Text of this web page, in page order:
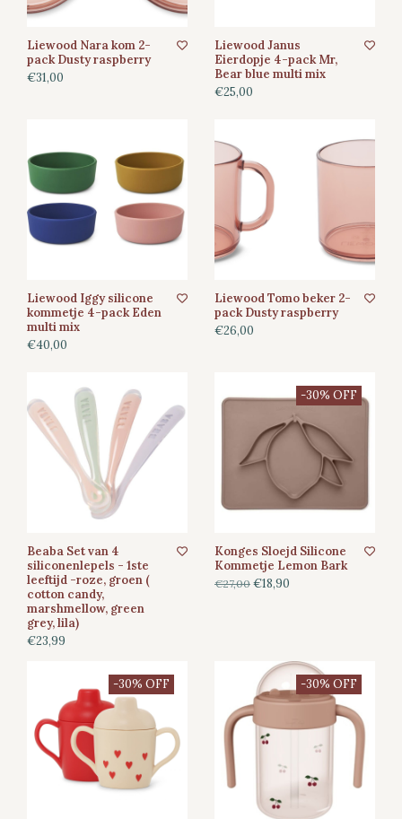
Liewood Nara kom 2-
pack Dusty raspberry
€31,00
Liewood Janus
Eierdopje 4-pack Mr,
Bear blue multi mix
€25,00
Liewood Iggy silicone
kommetje 4-pack Eden
multi mix
€40,00
Liewood Tomo beker 2-
pack Dusty raspberry
€26,00
Beaba Set van 4
siliconenlepels - 1ste
leeftijd -roze, groen (
cotton candy,
marshmellow, green
grey, lila)
€23,99
-30% OFF
Konges Sloejd Silicone
Kommetje Lemon Bark
€27,00 €18,90
-30% OFF -30% OFF